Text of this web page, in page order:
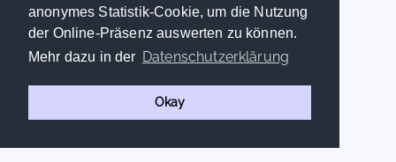
anonymes Statistik-Cookie, um die Nutzung
der Online-Präsenz auswerten zu können.
Mehr dazu in der Datenschutzerklärung
Okay